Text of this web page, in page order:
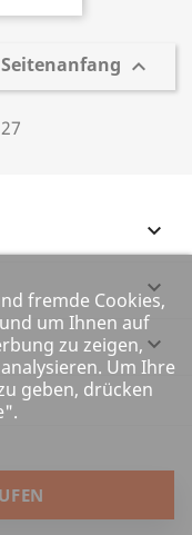




fremde Cookies,
um Ihnen auf
zu zeigen,
Um Ihre
geben, drücken